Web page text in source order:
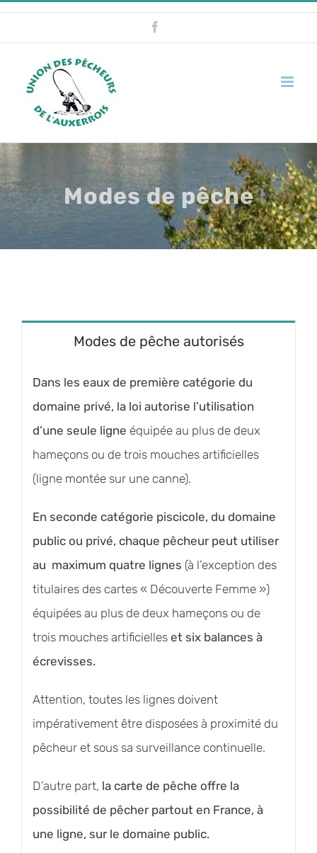
Skip
Modes de pêche
Modes de pêche autorisés
Dans les eaux de première catégorie du
domaine privé, la loi autorise l’utilisation
d’une seule ligne équipée au plus de deux
hameçons ou de trois mouches artificielles
(ligne montée sur une canne).
En seconde catégorie piscicole, du domaine
public ou privé, chaque pêcheur peut utiliser
au maximum quatre lignes (à l’exception des
titulaires des cartes « Découverte Femme »)
équipées au plus de deux hameçons ou de
trois mouches artificielles et six balances à
écrevisses.
Attention, toutes les lignes doivent
impérativement être disposées à proximité du
pêcheur et sous sa surveillance continuelle.
D’autre part, la carte de pêche offre la
possibilité de pêcher partout en France, à
une ligne, sur le domaine public.